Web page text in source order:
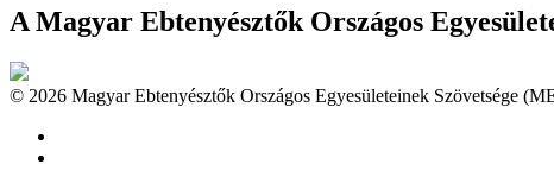
A Magyar Ebtenyésztők Országos
© 2026 Magyar Ebtenyésztők Országos Egyesületeinek Szövetsége